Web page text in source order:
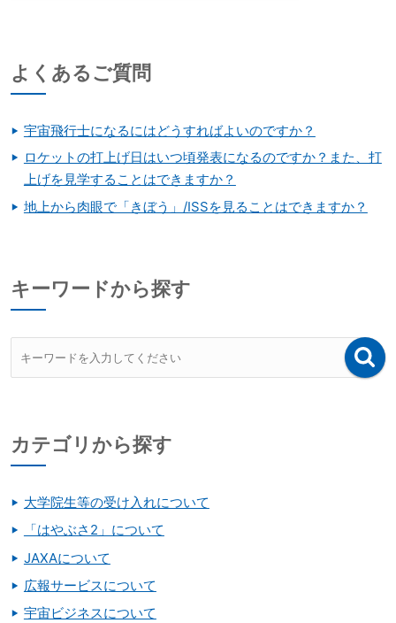
よくあるご質問
宇宙飛行士になるにはどうすればよいのですか？
ロケットの打上げ日はいつ頃発表になるのですか？また、打
上げを見学することはできますか？
地上から肉眼で「きぼう」/ISSを見ることはできますか？
キーワードから探す
カテゴリから探す
大学院生等の受け入れについて
「はやぶさ2」について
JAXAについて
広報サービスについて
宇宙ビジネスについて